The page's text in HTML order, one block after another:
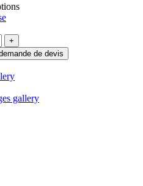
+
de devis
gallery